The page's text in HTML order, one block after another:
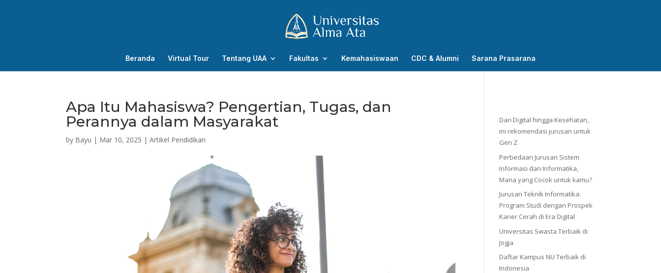
Beranda Virtual Tour Tentang UAA Fakultas Kemahasiswaan CDC & Alumni Sarana Prasarana
Apa Itu Mahasiswa? Pengertian, Tugas, dan
Perannya dalam Masyarakat
by Bayu | Mar 10, 2025 |Artikel Pendidikan
Dari Digital hingga Kesehatan,
ini rekomendasi jurusan untuk
Gen Z
Perbedaan Jurusan Sistem
Informasi dan Informatika,
Mana yang Cocok untuk kamu?
Jurusan Teknik Informatika:
Program Studi dengan Prospek
Karier Cerah di Era Digital
Universitas Swasta Terbaik di
Jogja
Daftar Kampus NU Terbaik di
Indonesia